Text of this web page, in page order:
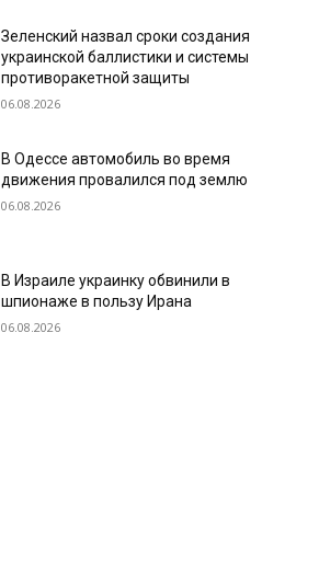
Зеленский назвал сроки создания
украинской баллистики и системы
противоракетной защиты
06.08.2026
В Одессе автомобиль во время
движения провалился под землю
06.08.2026
В Израиле украинку обвинили в
шпионаже в пользу Ирана
06.08.2026